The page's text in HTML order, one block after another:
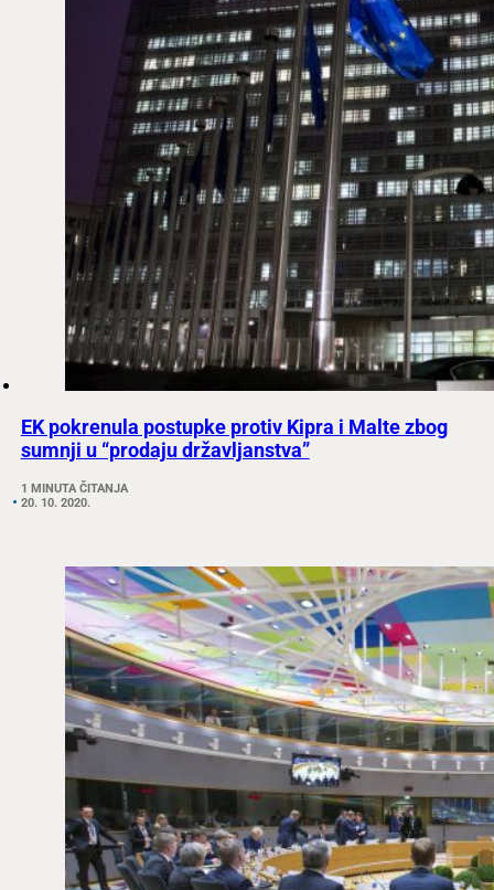
EK pokrenula postupke protiv Kipra i Malte zbog
sumnji u “prodaju državljanstva”
1 MINUTA ČITANJA
20. 10. 2020.